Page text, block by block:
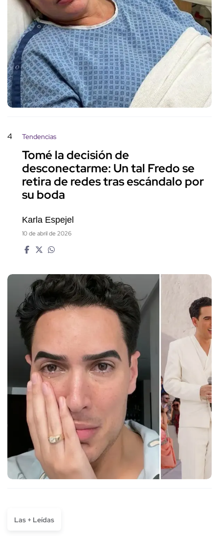
4 Tendencias
Tomé la decisión de
desconectarme: Un tal Fredo se
retira de redes tras escándalo por
su boda
Karla Espejel
10 de abril de 2026
Las + Leídas